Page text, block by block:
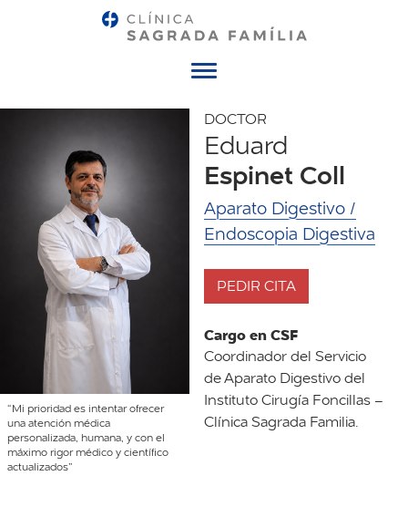
“Mi prioridad es intentar ofrecer
una atención médica
personalizada, humana, y con el
máximo rigor médico y científico
actualizados”
DOCTOR
Eduard
Espinet Coll
Aparato Digestivo /
Endoscopia Digestiva
PEDIR CITA
Cargo en CSF
Coordinador del Servicio
de Aparato Digestivo del
Instituto Cirugía Foncillas –
Clínica Sagrada Familia.